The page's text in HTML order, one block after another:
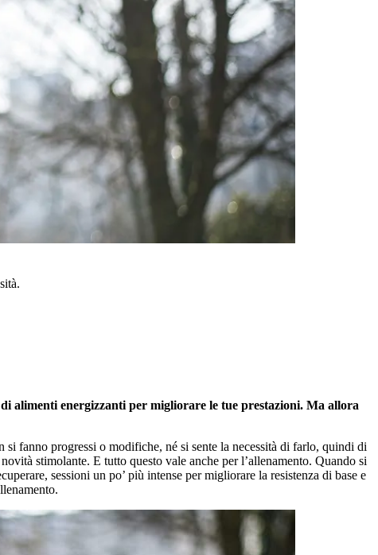
alimenti energizzanti per migliorare le tue prestazioni. Ma allora
fanno progressi o modifiche, né si sente la necessità di farlo, quindi di
stimolante. E tutto questo vale anche per l’allenamento. Quando si
sessioni un po’ più intense per migliorare la resistenza di base e